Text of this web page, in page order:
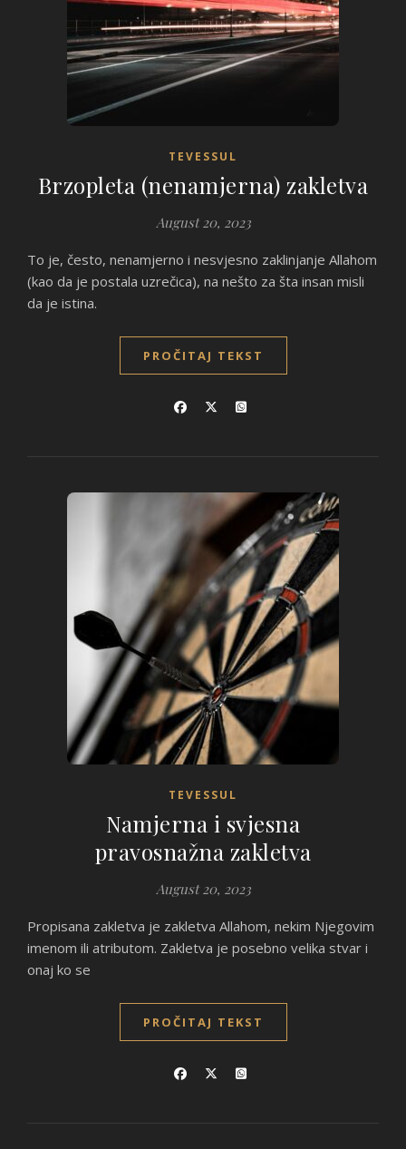
TEVESSUL
Brzopleta (nenamjerna) zakletva
August 20, 2023
To je, često, nenamjerno i nesvjesno zaklinjanje Allahom
(kao da je postala uzrečica), na nešto za šta insan misli
da je istina.
PROČITAJ TEKST
TEVESSUL
Namjerna i svjesna
pravosnažna zakletva
August 20, 2023
Propisana zakletva je zakletva Allahom, nekim Njegovim
imenom ili atributom. Zakletva je posebno velika stvar i
onaj ko se
PROČITAJ TEKST